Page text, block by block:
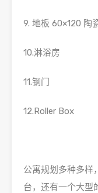
9. 地板 60×120 陶
10.淋浴房
11.钢门
12.Roller Box
公寓规划多种多样
台，还有一个大型